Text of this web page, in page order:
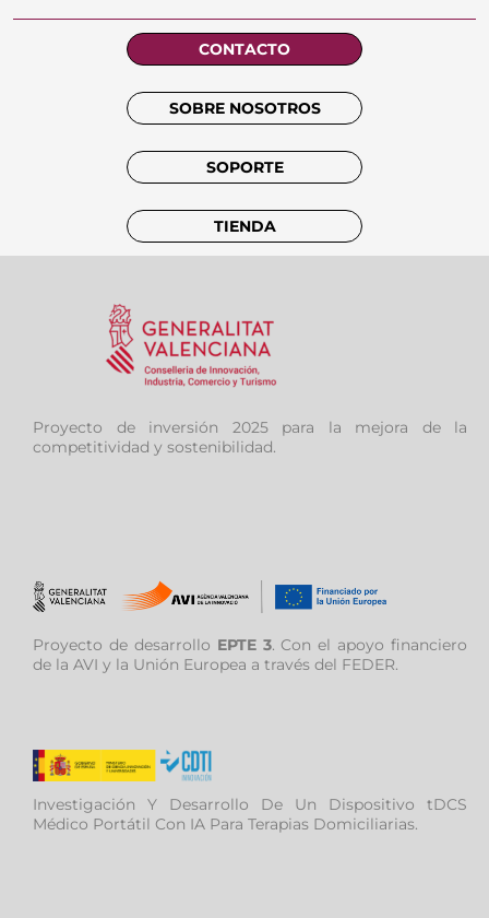
CONTACTO
SOBRE NOSOTROS
SOPORTE
TIENDA
Proyecto de inversión 2025 para la mejora de la
competitividad y sostenibilidad.
Proyecto de desarrollo EPTE 3. Con el apoyo financiero
de la AVI y la Unión Europea a través del FEDER.
Investigación Y Desarrollo De Un Dispositivo tDCS
Médico Portátil Con IA Para Terapias Domiciliarias.